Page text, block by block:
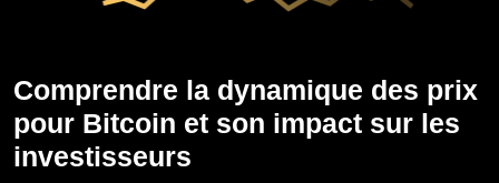
Comprendre la dynamique des prix
pour Bitcoin et son impact sur les
investisseurs